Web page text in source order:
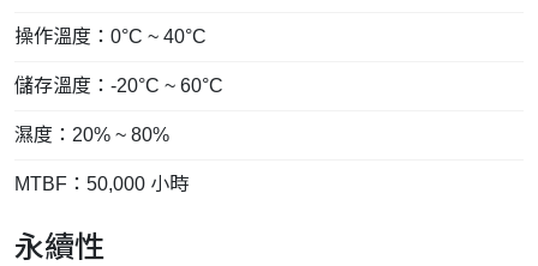
操作溫度：0°C ~ 40°C
儲存溫度：-20°C ~ 60°C
濕度：20% ~ 80%
MTBF：50,000 小時
永續性